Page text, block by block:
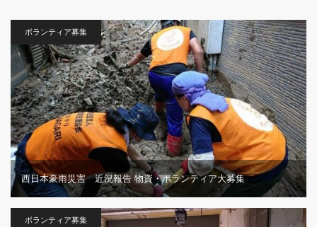
ボランティア募集
西日本豪雨災害 近況報告 物資・ボランティア大募集
ボランティア募集